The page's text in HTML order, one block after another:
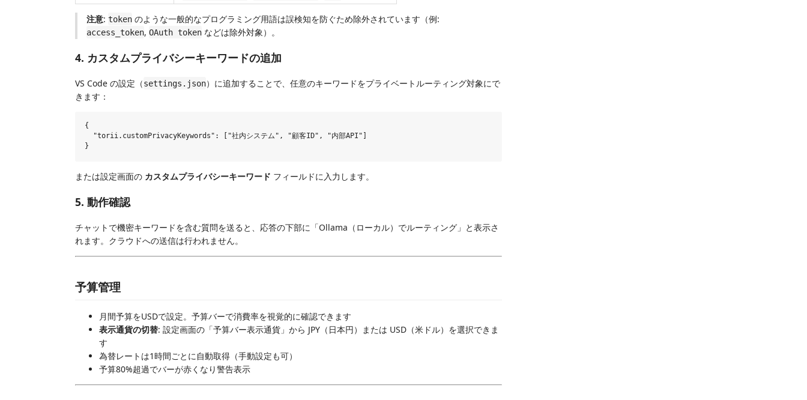
注意: token のような一般的なプログラミング用語は誤検知を防ぐため除外されています（例:
access_token, OAuth token などは除外対象）。
4. カスタムプライバシーキーワードの追加
VS Code の設定（settings.json）に追加することで、任意のキーワードをプライベートルーティング対象にで
きます：
{
  "torii.customPrivacyKeywords": ["社内システム", "顧客ID", "内部API"]
または設定画面の カスタムプライバシーキーワード フィールドに入力します。
5. 動作確認
チャットで機密キーワードを含む質問を送ると、応答の下部に「Ollama（ローカル）でルーティング」と表示さ
れます。クラウドへの送信は行われません。
予算管理
月間予算をUSDで設定。予算バーで消費率を視覚的に確認できます
表示通貨の切替: 設定画面の「予算バー表示通貨」から JPY（日本円）または USD（米ドル）を選択できま
す
為替レートは1時間ごとに自動取得（手動設定も可）
予算80%超過でバーが赤くなり警告表示